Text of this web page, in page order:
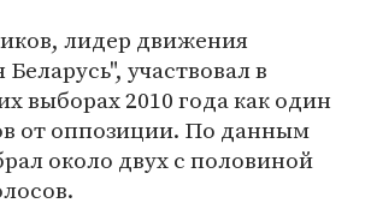
лидер движения
участвовал в
выборах 2010 года как один
от оппозиции. По данным
около двух с половиной